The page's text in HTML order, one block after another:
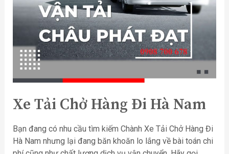
Xe Tải Chở Hàng Đi Hà Nam
Bạn đang có nhu cầu tìm kiếm Chành Xe Tải Chở Hàng Đi
Hà Nam nhưng lại đang băn khoăn lo lắng về bài toán chi